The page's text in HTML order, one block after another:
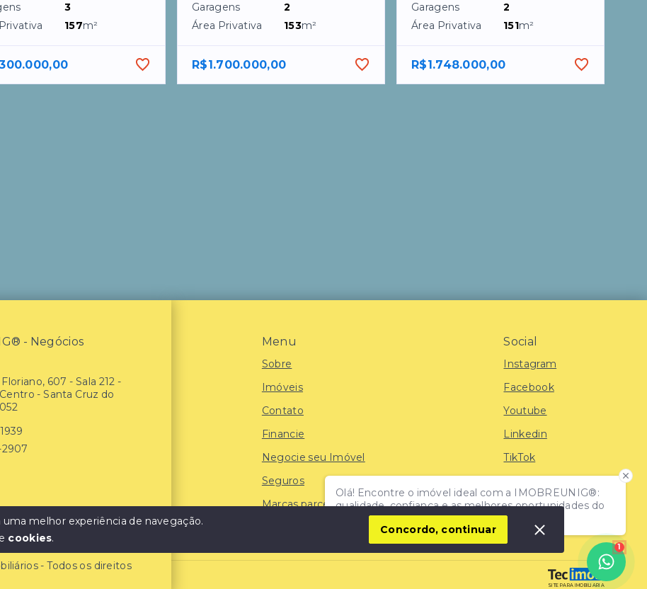
3
157m²
Garagens
2
Área Privativa
153m²
R$1.700.000,00
Garagens
2
Área Privativa
151m²
R$1.748.000,00
Olá! Encontre o imóvel ideal com a IMOBREUNIG®:
qualidade, confiança e as melhores oportunidades do
mercado!
1
Menu
Sobre
Imóveis
Contato
Financie
Negocie seu Imóvel
Seguros
Marcas parceiras
Social
Instagram
Facebook
Youtube
Linkedin
TikTok
SITE PARA IMOBILIARIA
- Negócios
607 - Sala 212 -
- Santa Cruz do
2907
- Todos os direitos
uma melhor experiência de navegação.
cookies.
Concordo, continuar